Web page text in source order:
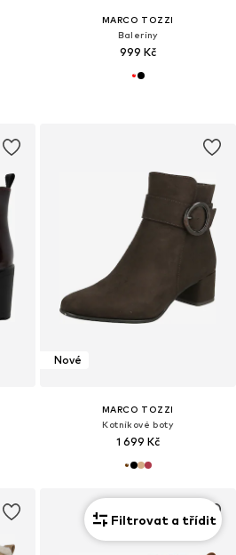
MARCO TOZZI
Baleríny
999 Kč
Nové
MARCO TOZZI
Kotníkové boty
1 699 Kč
Filtrovat a třídit